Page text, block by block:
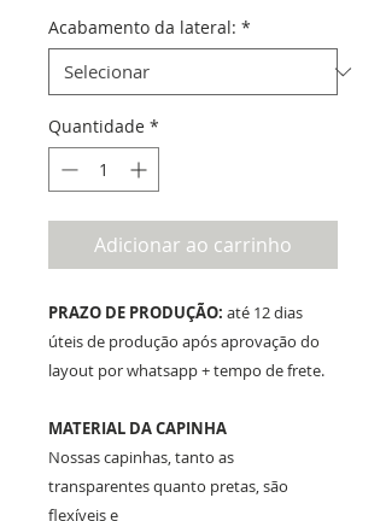
Acabamento da lateral: *
Quantidade *
Adicionar ao carrinho
PRAZO DE PRODUÇÃO: até 12 dias
úteis de produção após aprovação do
layout por whatsapp + tempo de frete.
MATERIAL DA CAPINHA
Nossas capinhas, tanto as
transparentes quanto pretas, são
flexíveis e